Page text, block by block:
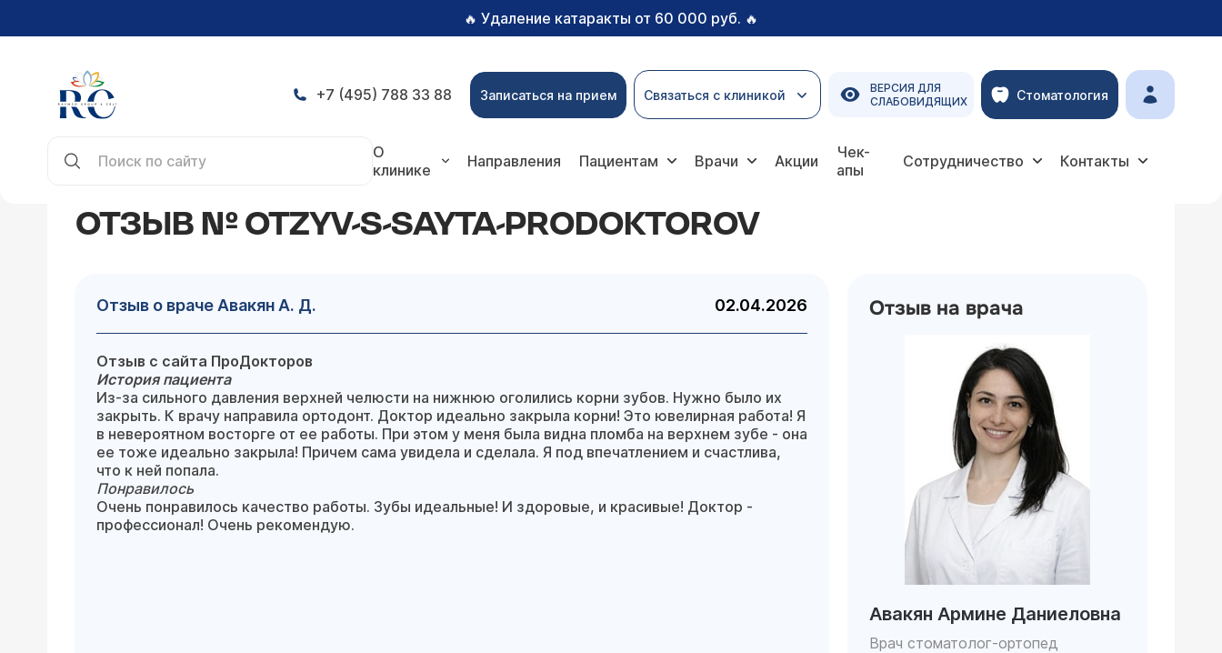
🔥 Удаление катаракты от 60 000 руб. 🔥
+7 (495) 788 33 88 Записаться на прием Связаться с клиникой
ВЕРСИЯ ДЛЯ
СЛАБОВИДЯЩИХ
Стоматология
О
клинике
Направления Пациентам Врачи Акции
Чек-
апы
Сотрудничество Контакты
ОТЗЫВ № OTZYV-S-SAYTA-PRODOKTOROV
Отзыв о враче Авакян А. Д. 02.04.2026
Отзыв с сайта ПроДокторов
История пациента
Из-за сильного давления верхней челюсти на нижнюю оголились корни зубов. Нужно было их
закрыть. К врачу направила ортодонт. Доктор идеально закрыла корни! Это ювелирная работа! Я
в невероятном восторге от ее работы. При этом у меня была видна пломба на верхнем зубе - она
ее тоже идеально закрыла! Причем сама увидела и сделала. Я под впечатлением и счастлива,
что к ней попала.
Понравилось
Очень понравилось качество работы. Зубы идеальные! И здоровые, и красивые! Доктор -
профессионал! Очень рекомендую.
Отзыв на врача
Авакян Армине Даниеловна
Врач стоматолог-ортопед